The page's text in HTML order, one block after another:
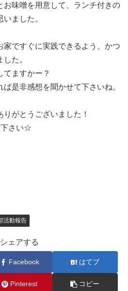
お味噌を用意して、ランチ付きの
ました。
家ですぐに実践できるよう、かつ
た。
てますかー？
是非感想を聞かせて下さいね。
がとうございました！
下さい☆
活動報告
シェアする
Facebook はてブ
Pinterest コピー